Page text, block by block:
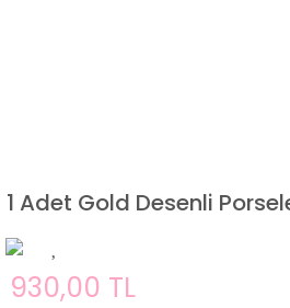
1 Adet Gold Desenli
930,00 TL